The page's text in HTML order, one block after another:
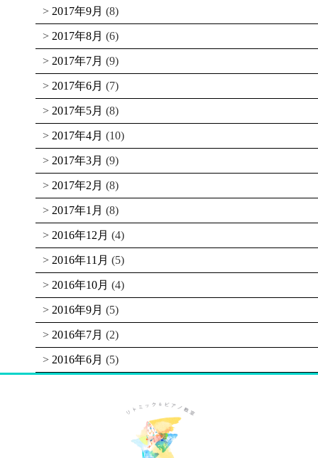
2017年9月 (8)
2017年8月 (6)
2017年7月 (9)
2017年6月 (7)
2017年5月 (8)
2017年4月 (10)
2017年3月 (9)
2017年2月 (8)
2017年1月 (8)
2016年12月 (4)
2016年11月 (5)
2016年10月 (4)
2016年9月 (5)
2016年7月 (2)
2016年6月 (5)